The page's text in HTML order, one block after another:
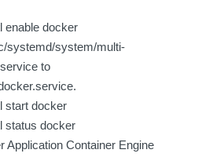
enable docker
systemd/system/multi-
to
start docker
status docker
Application Container Engine